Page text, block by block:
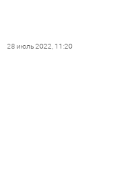
28 июль 2022, 11:20